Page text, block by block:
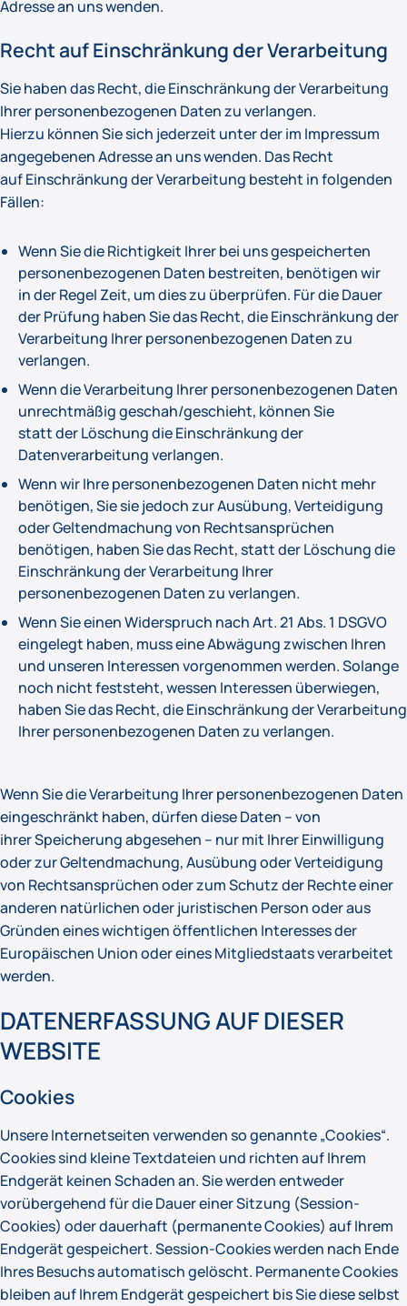
Adresse an uns wenden.
Recht auf Einschränkung der Verarbeitung
Sie haben das Recht, die Einschränkung der Verarbeitung
Ihrer personenbezogenen Daten zu verlangen.
Hierzu können Sie sich jederzeit unter der im Impressum
angegebenen Adresse an uns wenden. Das Recht
auf Einschränkung der Verarbeitung besteht in folgenden
Fällen:
Wenn Sie die Richtigkeit Ihrer bei uns gespeicherten
personenbezogenen Daten bestreiten, benötigen wir
in der Regel Zeit, um dies zu überprüfen. Für die Dauer
der Prüfung haben Sie das Recht, die Einschränkung der
Verarbeitung Ihrer personenbezogenen Daten zu
verlangen.
Wenn die Verarbeitung Ihrer personenbezogenen Daten
unrechtmäßig geschah/geschieht, können Sie
statt der Löschung die Einschränkung der
Datenverarbeitung verlangen.
Wenn wir Ihre personenbezogenen Daten nicht mehr
benötigen, Sie sie jedoch zur Ausübung, Verteidigung
oder Geltendmachung von Rechtsansprüchen
benötigen, haben Sie das Recht, statt der Löschung die
Einschränkung der Verarbeitung Ihrer
personenbezogenen Daten zu verlangen.
Wenn Sie einen Widerspruch nach Art. 21 Abs. 1 DSGVO
eingelegt haben, muss eine Abwägung zwischen Ihren
und unseren Interessen vorgenommen werden. Solange
noch nicht feststeht, wessen Interessen überwiegen,
haben Sie das Recht, die Einschränkung der Verarbeitung
Ihrer personenbezogenen Daten zu verlangen.
Wenn Sie die Verarbeitung Ihrer personenbezogenen Daten
eingeschränkt haben, dürfen diese Daten – von
ihrer Speicherung abgesehen – nur mit Ihrer Einwilligung
oder zur Geltendmachung, Ausübung oder Verteidigung
von Rechtsansprüchen oder zum Schutz der Rechte einer
anderen natürlichen oder juristischen Person oder aus
Gründen eines wichtigen öffentlichen Interesses der
Europäischen Union oder eines Mitgliedstaats verarbeitet
werden.
DATENERFASSUNG AUF DIESER
WEBSITE
Cookies
Unsere Internetseiten verwenden so genannte „Cookies“.
Cookies sind kleine Textdateien und richten auf Ihrem
Endgerät keinen Schaden an. Sie werden entweder
vorübergehend für die Dauer einer Sitzung (Session-
Cookies) oder dauerhaft (permanente Cookies) auf Ihrem
Endgerät gespeichert. Session-Cookies werden nach Ende
Ihres Besuchs automatisch gelöscht. Permanente Cookies
bleiben auf Ihrem Endgerät gespeichert bis Sie diese selbst